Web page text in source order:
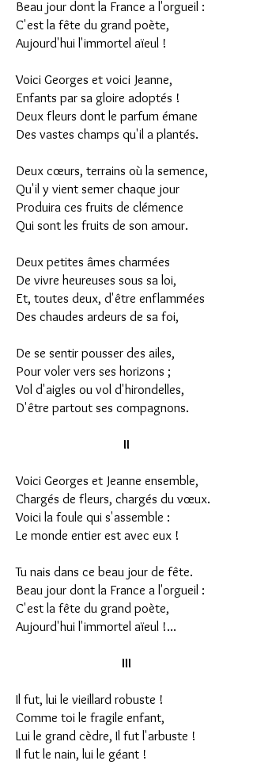
Beau jour dont la France a l'orgueil :
C'est la fête du grand poète,
Aujourd'hui l'immortel aïeul !
Voici Georges et voici Jeanne,
Enfants par sa gloire adoptés !
Deux fleurs dont le parfum émane
Des vastes champs qu'il a plantés.
Deux cœurs, terrains où la semence,
Qu'il y vient semer chaque jour
Produira ces fruits de clémence
Qui sont les fruits de son amour.
Deux petites âmes charmées
De vivre heureuses sous sa loi,
Et, toutes deux, d'être enflammées
Des chaudes ardeurs de sa foi,
De se sentir pousser des ailes,
Pour voler vers ses horizons ;
Vol d'aigles ou vol d'hirondelles,
D'être partout ses compagnons.
II
Voici Georges et Jeanne ensemble,
Chargés de fleurs, chargés du vœux.
Voici la foule qui s'assemble :
Le monde entier est avec eux !
Tu nais dans ce beau jour de fête.
Beau jour dont la France a l'orgueil :
C'est la fête du grand poète,
Aujourd'hui l'immortel aïeul !...
III
Il fut, lui le vieillard robuste !
Comme toi le fragile enfant,
Lui le grand cèdre, Il fut l'arbuste !
Il fut le nain, lui le géant !